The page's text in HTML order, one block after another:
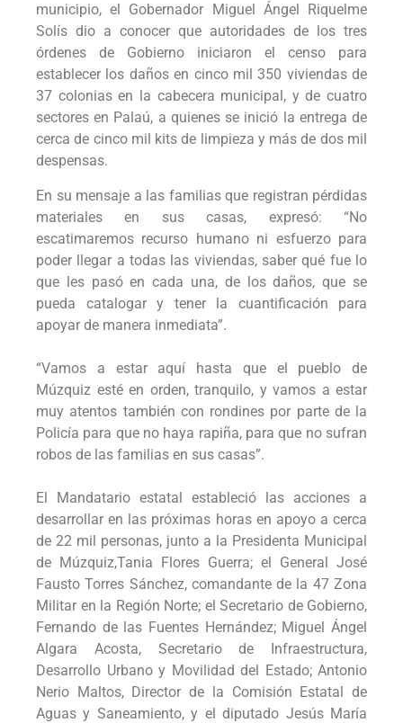
municipio, el Gobernador Miguel Ángel Riquelme
Solís dio a conocer que autoridades de los tres
órdenes de Gobierno iniciaron el censo para
establecer los daños en cinco mil 350 viviendas de
37 colonias en la cabecera municipal, y de cuatro
sectores en Palaú, a quienes se inició la entrega de
cerca de cinco mil kits de limpieza y más de dos mil
despensas.
En su mensaje a las familias que registran pérdidas
materiales en sus casas, expresó: “No
escatimaremos recurso humano ni esfuerzo para
poder llegar a todas las viviendas, saber qué fue lo
que les pasó en cada una, de los daños, que se
pueda catalogar y tener la cuantificación para
apoyar de manera inmediata”.
“Vamos a estar aquí hasta que el pueblo de
Múzquiz esté en orden, tranquilo, y vamos a estar
muy atentos también con rondines por parte de la
Policía para que no haya rapiña, para que no sufran
robos de las familias en sus casas”.
El Mandatario estatal estableció las acciones a
desarrollar en las próximas horas en apoyo a cerca
de 22 mil personas, junto a la Presidenta Municipal
de Múzquiz,Tania Flores Guerra; el General José
Fausto Torres Sánchez, comandante de la 47 Zona
Militar en la Región Norte; el Secretario de Gobierno,
Fernando de las Fuentes Hernández; Miguel Ángel
Algara Acosta, Secretario de Infraestructura,
Desarrollo Urbano y Movilidad del Estado; Antonio
Nerio Maltos, Director de la Comisión Estatal de
Aguas y Saneamiento, y el diputado Jesús María